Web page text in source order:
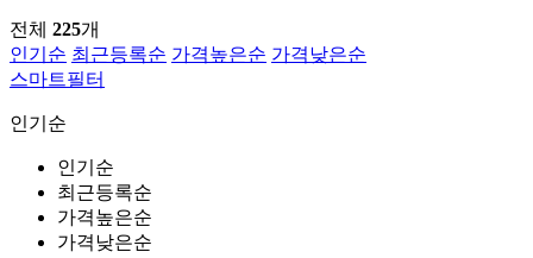
전체 225개
인기순 최근등록순 가격높은순 가격낮은순
스마트필터
인기순
인기순
최근등록순
가격높은순
가격낮은순